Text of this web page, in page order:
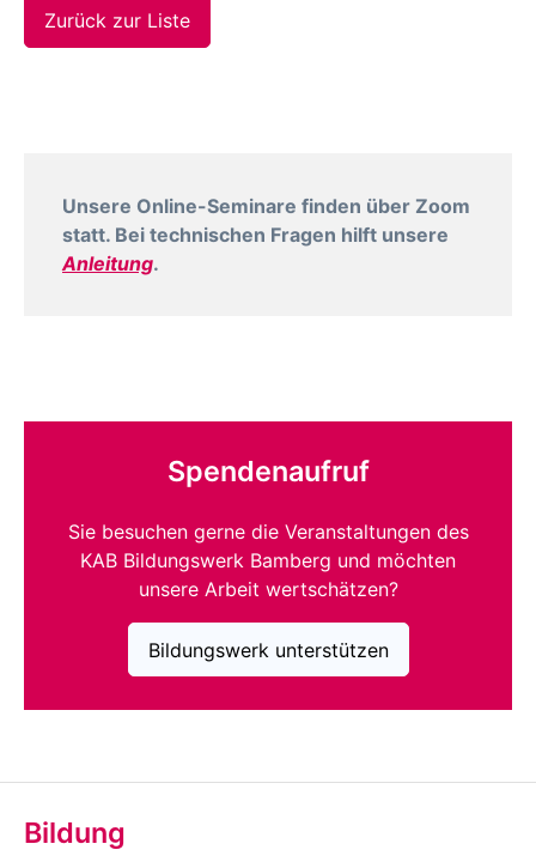
Zurück zur Liste
Unsere Online-Seminare finden über Zoom
statt. Bei technischen Fragen hilft unsere
Anleitung.
Spendenaufruf
Sie besuchen gerne die Veranstaltungen des
KAB Bildungswerk Bamberg und möchten
unsere Arbeit wertschätzen?
Bildungswerk unterstützen
Bildung